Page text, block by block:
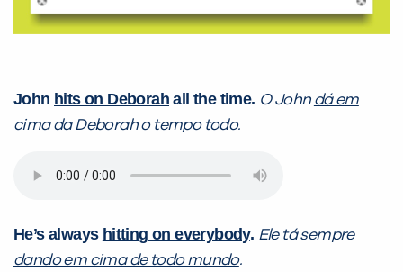
John hits on Deborah all the time. O John dá em
cima da Deboraho tempo todo.
He’s always hitting on everybody. Ele tá sempre
dando em cima de todo mundo.
Você é aluno inFlux?